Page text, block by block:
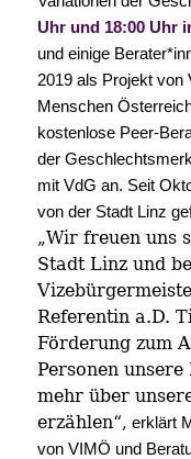
Uhr und 18:00 Uhr
und einige
2019 als Projekt von
Menschen
kostenlose Peer-
der
mit VdG an. Seit
von der Stadt Linz
„Wir freuen uns
Stadt Linz und
Referentin a.D.
Förderung zum
Personen
mehr über
erzählen“, erklärt
von VIMÖ und